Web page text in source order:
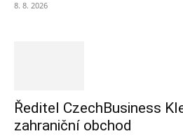
8. 8. 2026
Ředitel CzechBusiness
zahraniční obchod